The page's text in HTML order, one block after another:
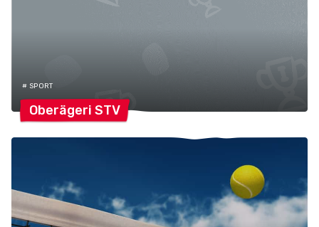
# SPORT
Oberägeri STV